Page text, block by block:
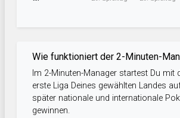
Wie funktioniert der 2-Minuten-
Im 2-Minuten-Manager startest Du mit
erste Liga Deines gewählten Landes
später nationale und internationale
gewinnen.